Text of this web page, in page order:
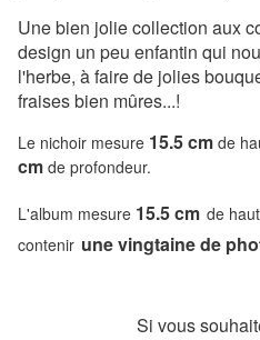
Une bien jolie collection aux
design un peu enfantin qui
l'herbe, à faire de jolies
fraises bien mûres...!
Le nichoir mesure 15.5 cm de
cm de profondeur.
L'album mesure 15.5 cm de
contenir une vingtaine de
Si vous